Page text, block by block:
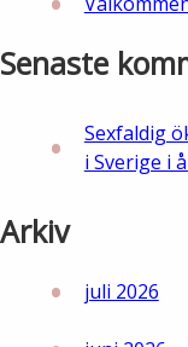
Mina Sidor
VA &
Vanliga frågor
Arkiv
Nyheter
Energiflödet
Senaste
Sexfaldig
i Sverige i
Arkiv
juli 2026